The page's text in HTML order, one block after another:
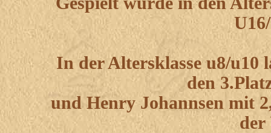
In der Altersklasse u8/u10
den
und Henry Johannsen mit
der